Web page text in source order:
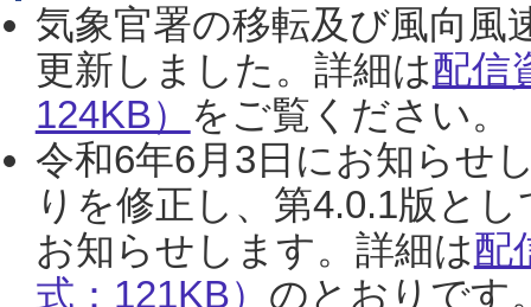
気象官署の移転及び風向風
更新しました。詳細は配信
124KB） をご覧ください。
令和6年6月3日にお知らせ
りを修正し、第4.0.1版と
お知らせします。詳細は配
式：121KB） のとおりです